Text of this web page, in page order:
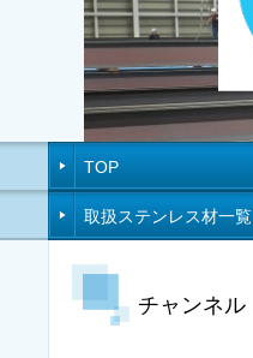
TOP
取扱ステンレス材一覧
チャンネル